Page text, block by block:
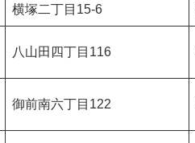
横塚二丁目15-6
八山田四丁目116
御前南六丁目122